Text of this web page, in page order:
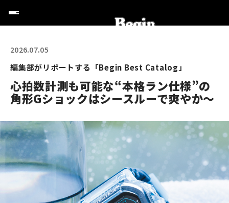
2026.07.05
編集部がリポートする「Begin Best Catalog」
心拍数計測も可能な“本格ラン仕様”の
角形Gショックはシースルーで爽やか～